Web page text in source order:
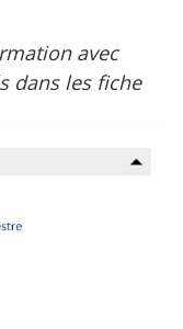
avec
dans les fiche